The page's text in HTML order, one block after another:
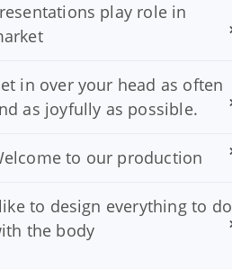
play role in
in over your head as often
as joyfully as possible.
to our production
to design everything to do
the body